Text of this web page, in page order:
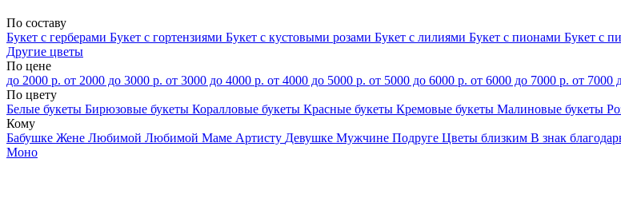
По составу
Букет с герберами Букет с гортензиями Букет с кустовыми розами Букет с лилиями Букет с пионами Букет с
Другие цветы
По цене
до 2000 р. от 2000 до 3000 р. от 3000 до 4000 р. от 4000 до 5000 р. от 5000 до 6000 р. от 6000 до 7000 р. от 7000
По цвету
Белые букеты Бирюзовые букеты Коралловые букеты Красные букеты Кремовые букеты Малиновые букеты
Кому
Бабушке Жене Любимой Любимой Маме Артисту Девушке Мужчине Подруге Цветы близким В знак
Моно